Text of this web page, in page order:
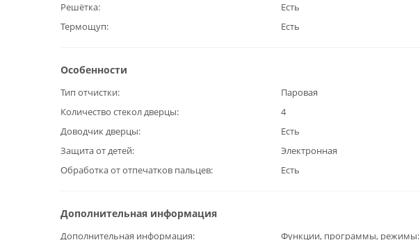
Решётка
Есть
Термощуп
Есть
Особенности
Тип отчистки
Паровая
Количество стекол дверцы
4
Доводчик дверцы
Есть
Защита от детей
Электронная
Обработка от отпечатков пальцев
Есть
Дополнительная информация
Дополнительная информация
Функции, программы, режимы: